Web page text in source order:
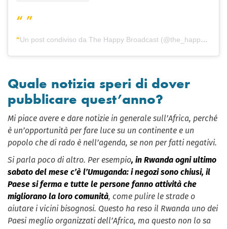
Un post condiviso da The Happy Broadcast (@the_happy_broadcast)
Quale notizia speri di dover
pubblicare quest’anno?
Mi piace avere e dare notizie in generale sull’Africa, perché
è un’opportunità per fare luce su un continente e un
popolo che di rado è nell’agenda, se non per fatti negativi.
Si parla poco di altro. Per esempio, in Rwanda ogni ultimo
sabato del mese c’è l’Umuganda: i negozi sono chiusi, il
Paese si ferma e tutte le persone fanno attività che
migliorano la loro comunità, come pulire le strade o
aiutare i vicini bisognosi. Questo ha reso il Rwanda uno dei
Paesi meglio organizzati dell’Africa, ma questo non lo sa